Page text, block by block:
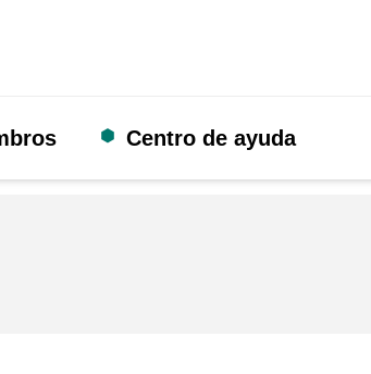
Centro de ayuda